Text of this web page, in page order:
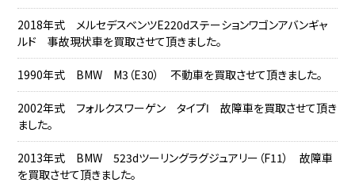
2018年式 メルセデスベンツE220dステーションワゴンアバンギャ
ルド 事故現状車を買取させて頂きました。
1990年式 BMW M3（E30） 不動車を買取させて頂きました。
2002年式 フォルクスワーゲン タイプⅠ 故障車を買取させて頂き
ました。
2013年式 BMW 523dツーリングラグジュアリー（F11） 故障車
を買取させて頂きました。